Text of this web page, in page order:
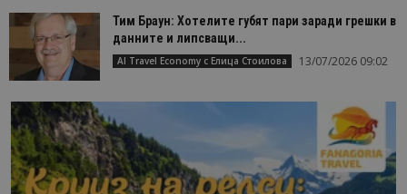
Тим Браун: Хотелите губят пари заради грешки в
данните и липсващи...
AI Travel Economy с Елица Стоилова 13/07/2026 09:02